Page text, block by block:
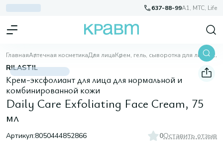
637-88-99A1, МТС, Life
ГлавнаяАптечная косметикаДля лицаКрем, гель, сыворотка для лица Daily Care Exfoliating Face Cream, 75 мл
RILASTIL
Крем-эксфолиант для лица для нормальной и
комбинированной кожи
Daily Care Exfoliating Face Cream, 75
мл
Артикул:8050444852866 0Оставить отзыв